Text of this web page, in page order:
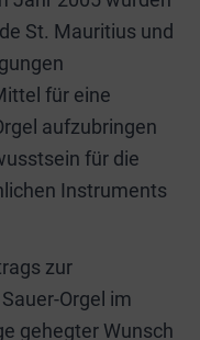
St. Mauritius und
für eine
aufzubringen
für die
Instruments
zur
Orgel im
gehegter Wunsch